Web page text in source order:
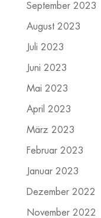
September 2023
August 2023
Juli 2023
Juni 2023
Mai 2023
April 2023
März 2023
Februar 2023
Januar 2023
Dezember 2022
November 2022